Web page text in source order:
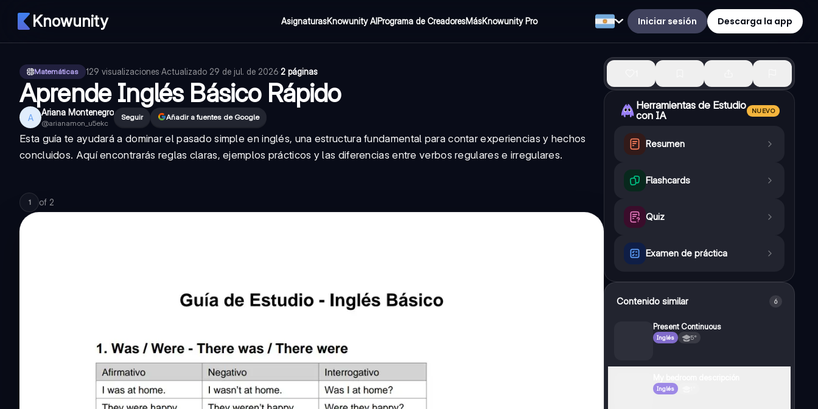
Knowunity AsignaturasKnowunity AIPrograma de CreadoresMásKnowunity Pro Iniciar sesión Descarga la app
Matemáticas 129 visualizaciones·Actualizado 29 de jul. de 2026·2 páginas
Aprende Inglés Básico Rápido
A Ariana Montenegro
@arianamon_u5ekc
Seguir Añadir a fuentes de Google
Esta guía te ayudará a dominar el pasado simple en inglés, una estructura fundamental para contar experiencias y hechos
concluidos. Aquí encontrarás reglas claras, ejemplos prácticos y las diferencias entre verbos regulares e irregulares.
1 of 2
Herramientas de Estudio
con IA
NUEVO
Resumen
Flashcards
Quiz
Examen de práctica
Contenido similar 6
Present Continuous
Inglés 5°
Inglés